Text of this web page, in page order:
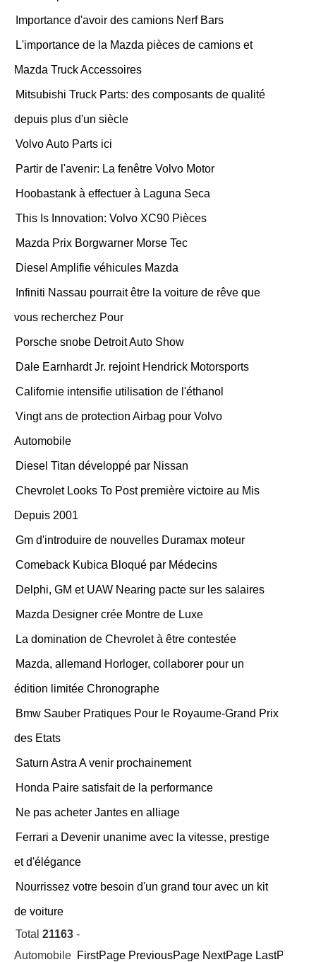
Importance d'avoir des camions Nerf Bars
L'importance de la Mazda pièces de camions et
Mazda Truck Accessoires
Mitsubishi Truck Parts: des composants de qualité
depuis plus d'un siècle
Volvo Auto Parts ici
Partir de l'avenir: La fenêtre Volvo Motor
Hoobastank à effectuer à Laguna Seca
This Is Innovation: Volvo XC90 Pièces
Mazda Prix Borgwarner Morse Tec
Diesel Amplifie véhicules Mazda
Infiniti Nassau pourrait être la voiture de rêve que
vous recherchez Pour
Porsche snobe Detroit Auto Show
Dale Earnhardt Jr. rejoint Hendrick Motorsports
Californie intensifie utilisation de l'éthanol
Vingt ans de protection Airbag pour Volvo
Automobile
Diesel Titan développé par Nissan
Chevrolet Looks To Post première victoire au Mis
Depuis 2001
Gm d'introduire de nouvelles Duramax moteur
Comeback Kubica Bloqué par Médecins
Delphi, GM et UAW Nearing pacte sur les salaires
Mazda Designer crée Montre de Luxe
La domination de Chevrolet à être contestée
Mazda, allemand Horloger, collaborer pour un
édition limitée Chronographe
Bmw Sauber Pratiques Pour le Royaume-Grand Prix
des Etats
Saturn Astra A venir prochainement
Honda Paire satisfait de la performance
Ne pas acheter Jantes en alliage
Ferrari a Devenir unanime avec la vitesse, prestige
et d'élégance
Nourrissez votre besoin d'un grand tour avec un kit
de voiture
Total 21163 -
Automobile FirstPage PreviousPage NextPage LastPage